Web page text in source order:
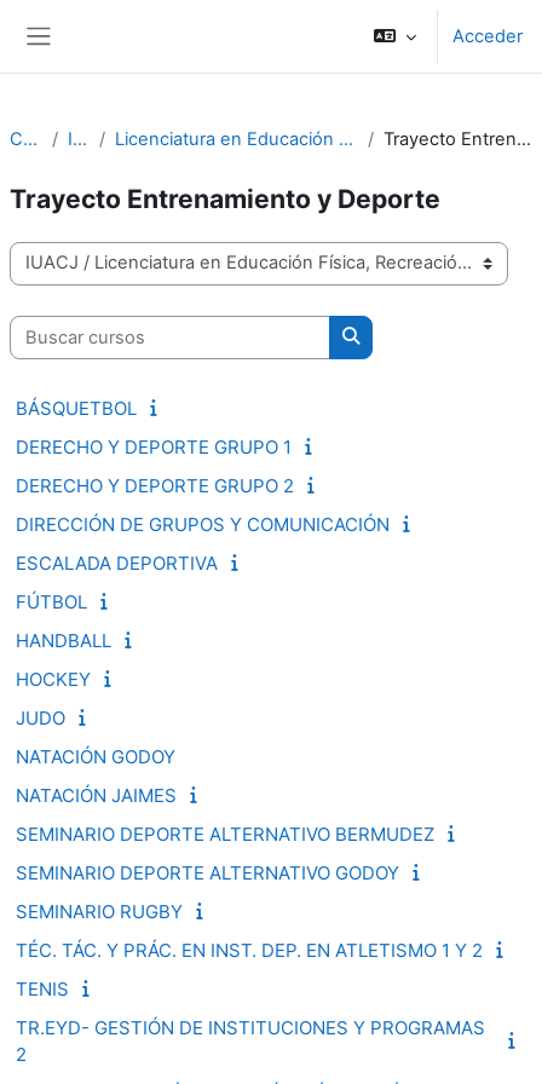
Acceder
Cursos IUACJ Licenciatura en Educación Física, Recreación y Deporte Trayecto Entrenamiento y Deporte
Trayecto Entrenamiento y Deporte
Categorías
Buscar cursos
Buscar cursos
BÁSQUETBOL
DERECHO Y DEPORTE GRUPO 1
DERECHO Y DEPORTE GRUPO 2
DIRECCIÓN DE GRUPOS Y COMUNICACIÓN
ESCALADA DEPORTIVA
FÚTBOL
HANDBALL
HOCKEY
JUDO
NATACIÓN GODOY
NATACIÓN JAIMES
SEMINARIO DEPORTE ALTERNATIVO BERMUDEZ
SEMINARIO DEPORTE ALTERNATIVO GODOY
SEMINARIO RUGBY
TÉC. TÁC. Y PRÁC. EN INST. DEP. EN ATLETISMO 1 Y 2
TENIS
TR.EYD- GESTIÓN DE INSTITUCIONES Y PROGRAMAS
2